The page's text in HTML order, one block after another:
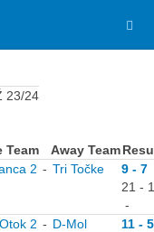
23/24
Team Away Team
2 - Tri Točke
9 - 7
21 -
-
Otok 2 - D-Mol
11 - 5